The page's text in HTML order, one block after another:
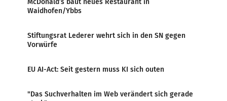
Waidhofen/Ybbs
Stiftungsrat Lederer wehrt sich in den SN gegen
Vorwürfe
EU AI-Act: Seit gestern muss KI sich outen
"Das Suchverhalten im Web verändert sich gerade